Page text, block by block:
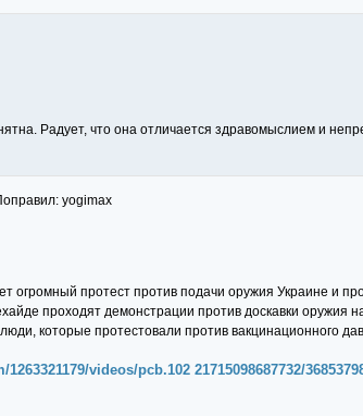
Радует, что она отличается здравомыслием и
yogimax
огромный протест против подачи оружия Украине и
проходят демонстрации против доскавки
которые протестовали против вакцинационного
videos/pcb.102 21715098687732/